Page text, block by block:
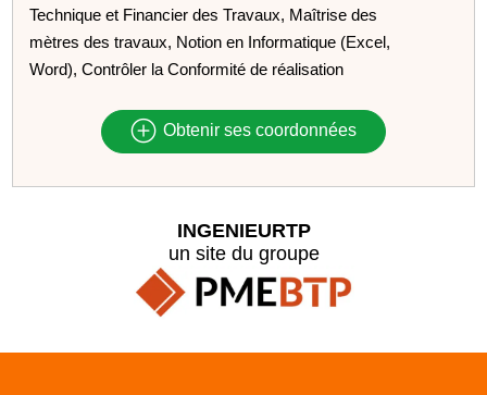
Technique et Financier des Travaux, Maîtrise des
mètres des travaux, Notion en Informatique (Excel,
Word), Contrôler la Conformité de réalisation
Obtenir ses coordonnées
INGENIEURTP
un site du groupe